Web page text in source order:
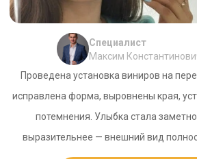
Специалист
Максим
Проведена установка виниров на
исправлена форма, выровнены края,
потемнения. Улыбка стала
выразительнее — внешний вид